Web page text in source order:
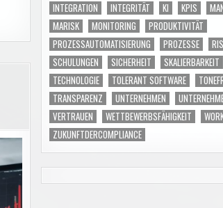
INTEGRATION
INTEGRITÄT KI KPIS
MARISK
MONITORING
PRODUKTIVITÄT
PROZESSAUTOMATISIERUNG
PROZESSE
SCHULUNGEN
SICHERHEIT SKALIERBARKEIT
TECHNOLOGIE
TOLERANT SOFTWARE
TRANSPARENZ
UNTERNEHMEN
VERTRAUEN
WETTBEWERBSFÄHIGKEIT
ZUKUNFTDERCOMPLIANCE